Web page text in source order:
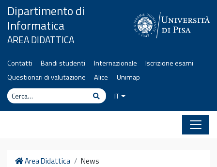
Vai al contenuto
Dipartimento di
Informatica
AREA DIDATTICA
Contatti Bandi studenti Internazionale
Iscrizione esami
Questionari di valutazione
Alice
Unimap
Cerca
CercaIT
Home
Area Didattica News